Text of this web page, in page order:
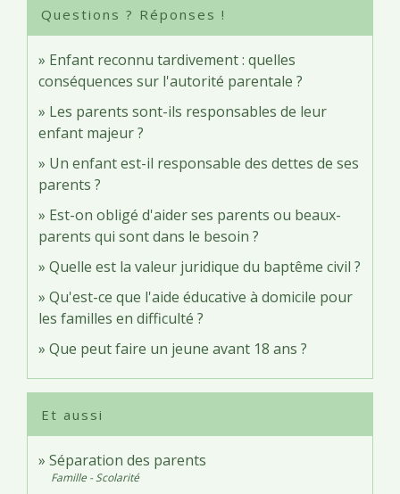
Questions ? Réponses !
Enfant reconnu tardivement : quelles
conséquences sur l'autorité parentale ?
Les parents sont-ils responsables de leur
enfant majeur ?
Un enfant est-il responsable des dettes de ses
parents ?
Est-on obligé d'aider ses parents ou beaux-
parents qui sont dans le besoin ?
Quelle est la valeur juridique du baptême civil ?
Qu'est-ce que l'aide éducative à domicile pour
les familles en difficulté ?
Que peut faire un jeune avant 18 ans ?
Et aussi
Séparation des parents
Famille - Scolarité